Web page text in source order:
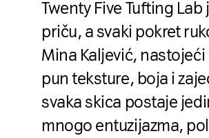
Twenty Five Tufting
priču, a svaki pokret
Mina Kaljević,
pun teksture, boja i
svaka skica postaje
mnogo entuzijazma,